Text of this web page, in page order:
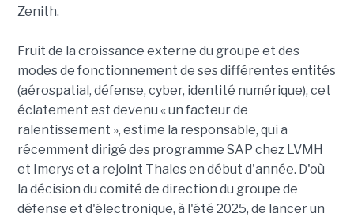
Zenith.
Fruit de la croissance externe du groupe et des
modes de fonctionnement de ses différentes entités
(aérospatial, défense, cyber, identité numérique), cet
éclatement est devenu « un facteur de
ralentissement », estime la responsable, qui a
récemment dirigé des programme SAP chez LVMH
et Imerys et a rejoint Thales en début d'année. D'où
la décision du comité de direction du groupe de
défense et d'électronique, à l'été 2025, de lancer un